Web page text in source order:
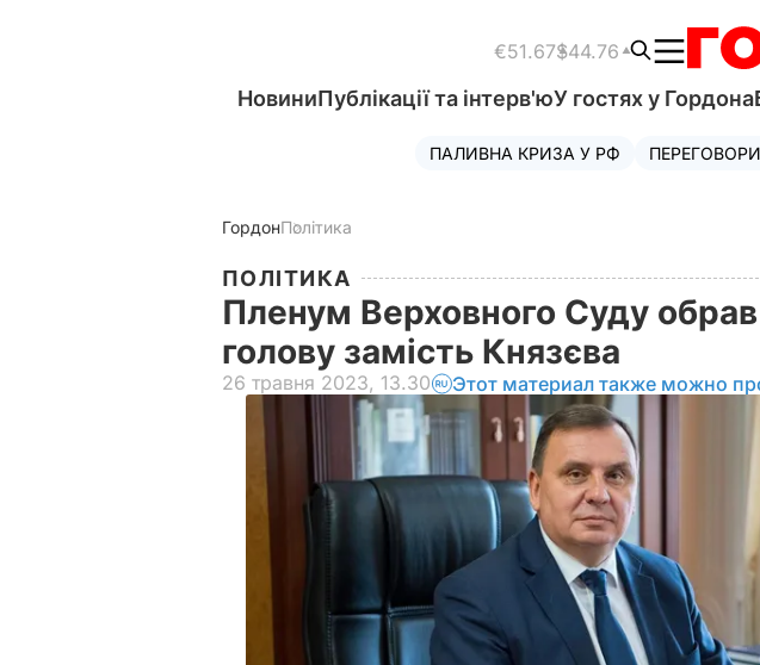
€51.67$44.76
НовиниПублікації та інтерв'юУ гостях у Гордона
ПАЛИВНА КРИЗА У РФ
ГордонПолітика
ПОЛІТИКА
Пленум Верховного Суду
голову замість Князєва
26 травня 2023, 13.30 Этот материал также можно